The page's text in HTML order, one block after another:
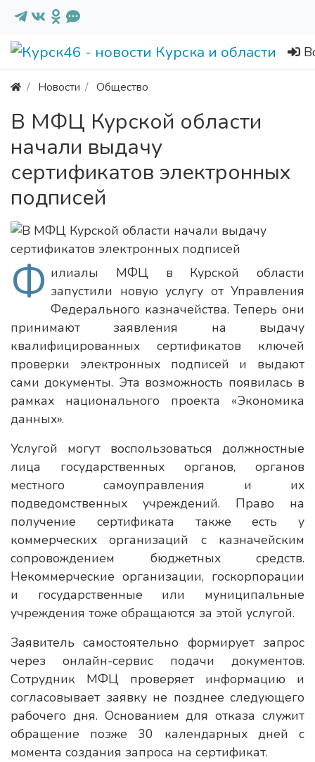
Новости Общество
В МФЦ Курской области
начали выдачу
сертификатов электронных
подписей
Ф илиалы МФЦ в Курской области
запустили новую услугу от Управления
Федерального казначейства. Теперь они
принимают заявления на выдачу
квалифицированных сертификатов ключей
проверки электронных подписей и выдают
сами документы. Эта возможность появилась в
рамках национального проекта «Экономика
данных».
Услугой могут воспользоваться должностные
лица государственных органов, органов
местного самоуправления и их
подведомственных учреждений. Право на
получение сертификата также есть у
коммерческих организаций с казначейским
сопровождением бюджетных средств.
Некоммерческие организации, госкорпорации
и государственные или муниципальные
учреждения тоже обращаются за этой услугой.
Заявитель самостоятельно формирует запрос
через онлайн-сервис подачи документов.
Сотрудник МФЦ проверяет информацию и
согласовывает заявку не позднее следующего
рабочего дня. Основанием для отказа служит
обращение позже 30 календарных дней с
момента создания запроса на сертификат.